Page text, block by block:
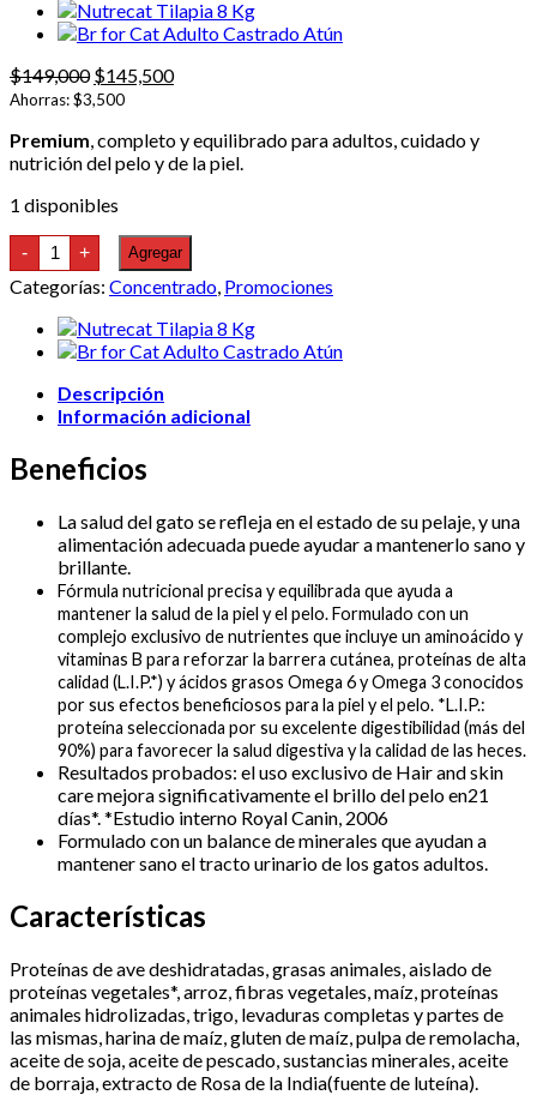
$149,000 El
precio
era:
$149,000.
$145,500El
es:
$145,500.
Ahorras:$3,500
Premium, completo y equilibrado para adultos, cuidado y
nutrición del pelo y de la piel.
1 disponibles
- Royal
Canin
Gato
Hair
Skin
2
+
3
&
85
gr
GRATIS
cantidad
+ Agregar
Categorías: Concentrado, Promociones
Descripción
Información adicional
Beneficios
La salud del gato se refleja en el estado de su pelaje, y una
alimentación adecuada puede ayudar a mantenerlo sano y
brillante.
Fórmula nutricional precisa y equilibrada que ayuda a
mantener la salud de la piel y el pelo. Formulado con un
complejo exclusivo de nutrientes que incluye un aminoácido y
vitaminas B para reforzar la barrera cutánea, proteínas de alta
calidad (L.I.P.*) y ácidos grasos Omega 6 y Omega 3 conocidos
por sus efectos beneficiosos para la piel y el pelo. *L.I.P.:
proteína seleccionada por su excelente digestibilidad (más del
90%) para favorecer la salud digestiva y la calidad de las heces.
Resultados probados: el uso exclusivo de Hair and skin
care mejora significativamente el brillo del pelo en21
días*. *Estudio interno Royal Canin, 2006
Formulado con un balance de minerales que ayudan a
mantener sano el tracto urinario de los gatos adultos.
Características
Proteínas de ave deshidratadas, grasas animales, aislado de
proteínas vegetales*, arroz, fibras vegetales, maíz, proteínas
animales hidrolizadas, trigo, levaduras completas y partes de
las mismas, harina de maíz, gluten de maíz, pulpa de remolacha,
aceite de soja, aceite de pescado, sustancias minerales, aceite
de borraja, extracto de Rosa de la India(fuente de luteína).